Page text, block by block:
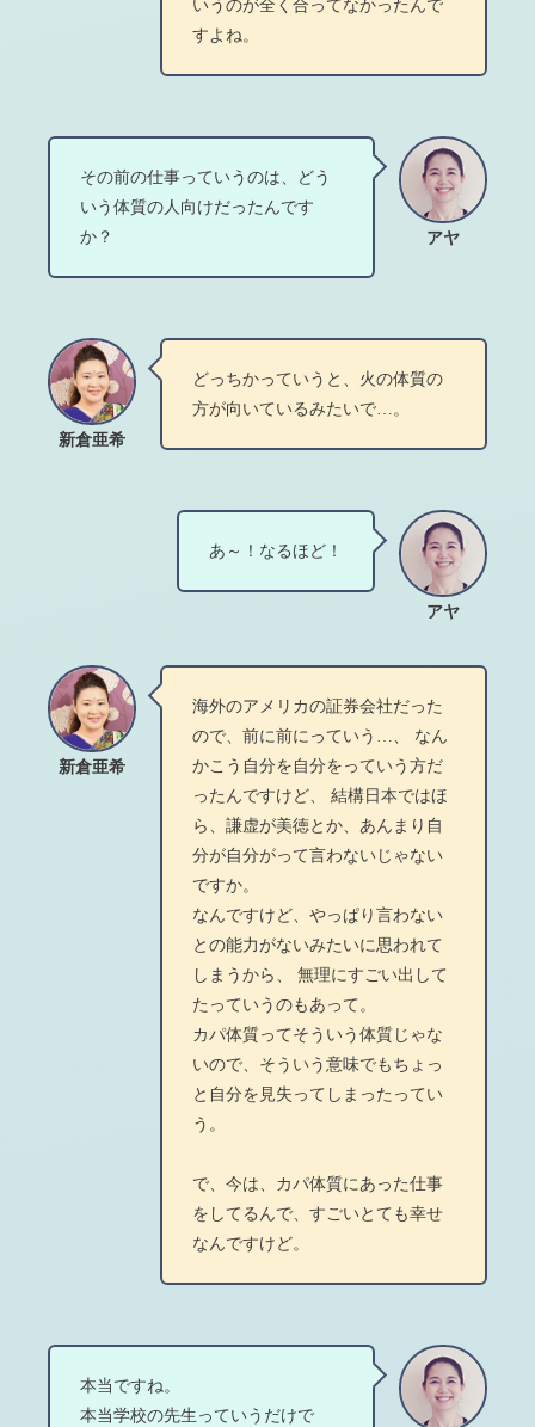
いうのが全く合ってなかったんで
すよね。
アヤ
その前の仕事っていうのは、どう
いう体質の人向けだったんです
か？
新倉亜希
どっちかっていうと、火の体質の
方が向いているみたいで…。
アヤ
あ～！なるほど！
新倉亜希
海外のアメリカの証券会社だった
ので、前に前にっていう…、 なん
かこう自分を自分をっていう方だ
ったんですけど、 結構日本ではほ
ら、謙虚が美徳とか、あんまり自
分が自分がって言わないじゃない
ですか。
なんですけど、やっぱり言わない
との能力がないみたいに思われて
しまうから、 無理にすごい出して
たっていうのもあって。
カパ体質ってそういう体質じゃな
いので、そういう意味でもちょっ
と自分を見失ってしまったってい
う。
で、今は、カパ体質にあった仕事
をしてるんで、すごいとても幸せ
なんですけど。
本当ですね。
本当学校の先生っていうだけで